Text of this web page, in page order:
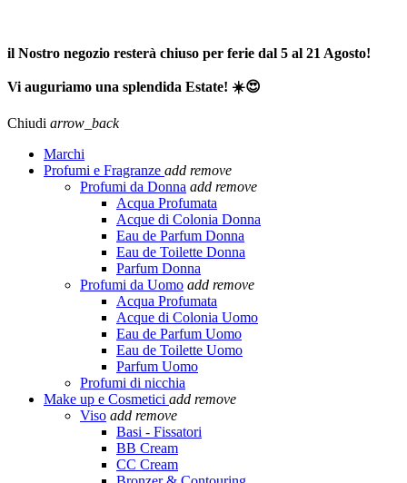
il Nostro negozio resterà chiuso per ferie dal 5 al 21 Agosto!
Vi auguriamo una splendida Estate! ☀️😍
Chiudi arrow_back
Marchi
Profumi e Fragranze add remove
Profumi da Donna add remove
Acqua Profumata
Acque di Colonia Donna
Eau de Parfum Donna
Eau de Toilette Donna
Parfum Donna
Profumi da Uomo add remove
Acqua Profumata
Acque di Colonia Uomo
Eau de Parfum Uomo
Eau de Toilette Uomo
Parfum Uomo
Profumi di nicchia
Make up e Cosmetici add remove
Viso add remove
Basi - Fissatori
BB Cream
CC Cream